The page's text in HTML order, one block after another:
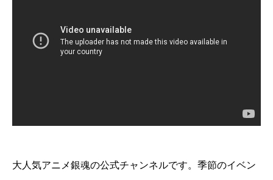
大人気アニメ銀魂の公式チャンネルです。季節のイベン